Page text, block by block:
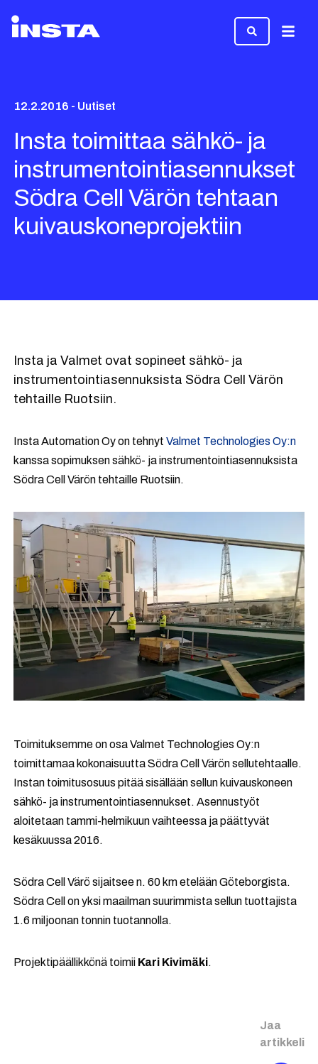
12.2.2016 - Uutiset
Insta toimittaa sähkö- ja
instrumentointiasennukset
Södra Cell Värön tehtaan
kuivauskoneprojektiin
Insta ja Valmet ovat sopineet sähkö- ja
instrumentointiasennuksista Södra Cell Värön
tehtaille Ruotsiin.
Insta Automation Oy on tehnytValmet Technologies Oy:n
kanssa sopimuksen sähkö- ja instrumentointiasennuksista
Södra Cell Värön tehtaille Ruotsiin.
Toimituksemme on osa Valmet Technologies Oy:n
toimittamaa kokonaisuutta Södra Cell Värön sellutehtaalle.
Instan toimitusosuus pitää sisällään sellun kuivauskoneen
sähkö- ja instrumentointiasennukset. Asennustyöt
aloitetaan tammi-helmikuun vaihteessa ja päättyvät
kesäkuussa 2016.
Södra Cell Värö sijaitsee n. 60 km etelään Göteborgista.
Södra Cell on yksi maailman suurimmista sellun tuottajista
1.6 miljoonan tonnin tuotannolla.
Projektipäällikkönä toimii Kari Kivimäki.
Jaa
artikkeli